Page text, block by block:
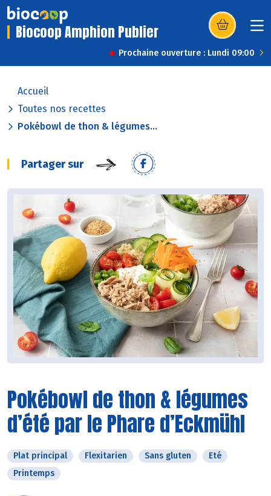
Biocoop Amphion Publier (s’ouvre dans
Prochaine ouverture : Lundi 09:00
Accueil
Toutes nos recettes
Pokébowl de thon & légumes...
Partager sur
Pokébowl de thon & légumes
d’été par le Phare d’Eckmühl
Plat principal Flexitarien Sans gluten
Eté
Printemps